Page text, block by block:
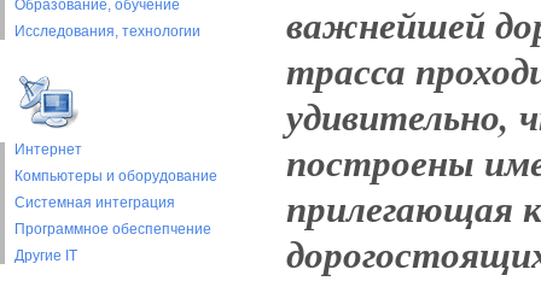
Образование, обучение
Исследования, технологии
Интернет
Компьютеры и оборудование
Системная интеграция
Программное обеспепчение
Другие IT
важнейшей
трасса
удивительно,
построены
прилегающая